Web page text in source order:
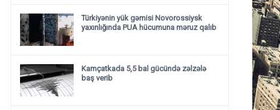
Türkiyənin yük gəmisi Novorossiysk
yaxınlığında PUA hücumuna məruz qalıb
Kamçatkada 5,5 bal gücündə zəlzələ
baş verib